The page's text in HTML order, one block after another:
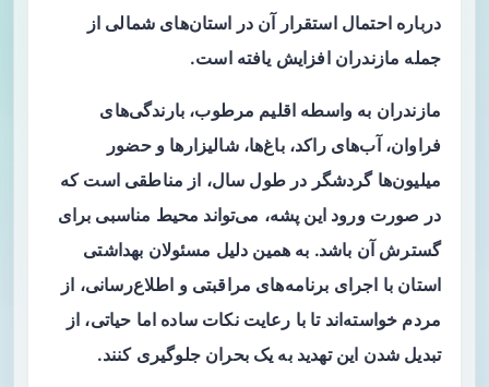
درباره احتمال استقرار آن در استان‌های شمالی از
جمله مازندران افزایش یافته است.
مازندران به واسطه اقلیم مرطوب، بارندگی‌های
فراوان، آب‌های راکد، باغ‌ها، شالیزارها و حضور
میلیون‌ها گردشگر در طول سال، از مناطقی است که
در صورت ورود این پشه، می‌تواند محیط مناسبی برای
گسترش آن باشد. به همین دلیل مسئولان بهداشتی
استان با اجرای برنامه‌های مراقبتی و اطلاع‌رسانی، از
مردم خواسته‌اند تا با رعایت نکات ساده اما حیاتی، از
تبدیل شدن این تهدید به یک بحران جلوگیری کنند.